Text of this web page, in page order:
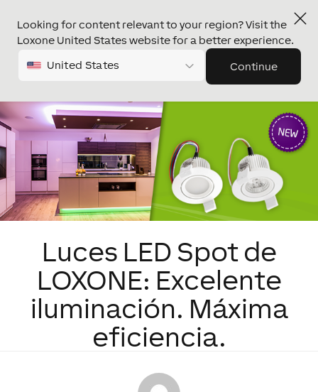
Looking for content relevant to your region? Visit the
Loxone United States website for a better experience.
United States Continue
Luces LED Spot de
LOXONE: Excelente
iluminación. Máxima
eficiencia.